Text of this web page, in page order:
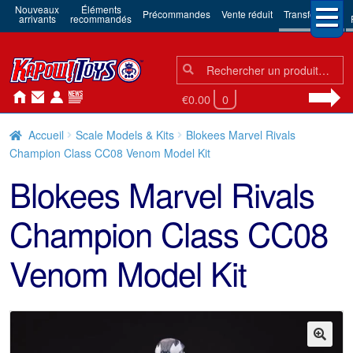
Nouveaux
arrivants
Éléments
recommandés Précommandes Vente réduit Transformers
Chercher:
Chercher
€0.00 0
Accueil Scale Models & Kits
Blokees Marvel Rivals
Champion Class CC08 Venom Model Kit
Blokees Marvel Rivals
Champion Class CC08
Venom Model Kit